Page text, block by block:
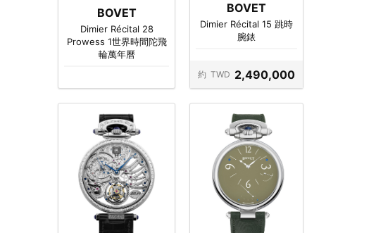
BOVET
Dimier Récital 28
Prowess 1世界時間陀飛
輪萬年曆
BOVET
Dimier Récital 15 跳時
腕錶
約 TWD 2,490,000